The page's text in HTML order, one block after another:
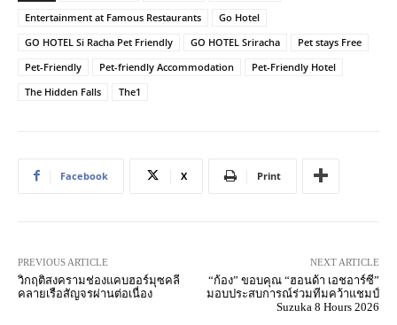
Entertainment at Famous Restaurants
Go Hotel
GO HOTEL Si Racha Pet Friendly
GO HOTEL Sriracha
Pet stays Free
Pet-Friendly
Pet-friendly Accommodation
Pet-Friendly Hotel
The Hidden Falls
The1
Facebook X Print
PREVIOUS ARTICLE
วิกฤติสงครามช่องแคบฮอร์มุซคลี
คลายเรือสัญจรผ่านต่อเนื่อง
NEXT ARTICLE
“ก้อง” ขอบคุณ “ฮอนด้า เอชอาร์ซี”
มอบประสบการณ์ร่วมทีมคว้าแชมป์
Suzuka 8 Hours 2026